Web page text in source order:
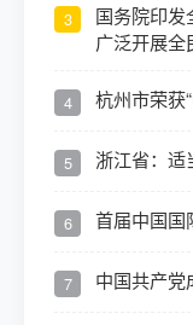
3
国务院印发
广泛开展全
4 杭州市荣获
5 浙江省：适
6 首届中国国
7 中国共产党